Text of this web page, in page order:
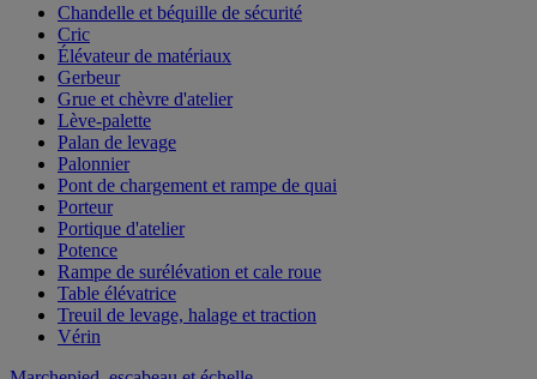
Chandelle et béquille de sécurité
Cric
Élévateur de matériaux
Gerbeur
Grue et chèvre d'atelier
Lève-palette
Palan de levage
Palonnier
Pont de chargement et rampe de quai
Porteur
Portique d'atelier
Potence
Rampe de surélévation et cale roue
Table élévatrice
Treuil de levage, halage et traction
Vérin